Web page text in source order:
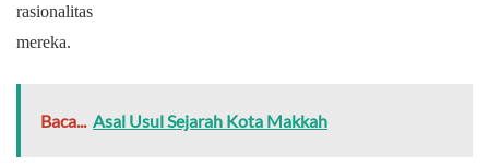
rasionalitas
mereka.
Baca... Asal Usul Sejarah Kota Makkah